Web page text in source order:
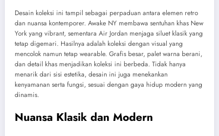
Desain koleksi ini tampil sebagai perpaduan antara elemen retro
dan nuansa kontemporer. Awake NY membawa sentuhan khas New
York yang vibrant, sementara Air Jordan menjaga siluet klasik yang
tetap digemari. Hasilnya adalah koleksi dengan visual yang
mencolok namun tetap wearable. Grafis besar, palet warna berani,
dan detail khas menjadikan koleksi ini berbeda. Tidak hanya
menarik dari sisi estetika, desain ini juga menekankan
kenyamanan serta fungsi, sesuai dengan gaya hidup modern yang
dinamis.
Nuansa Klasik dan Modern